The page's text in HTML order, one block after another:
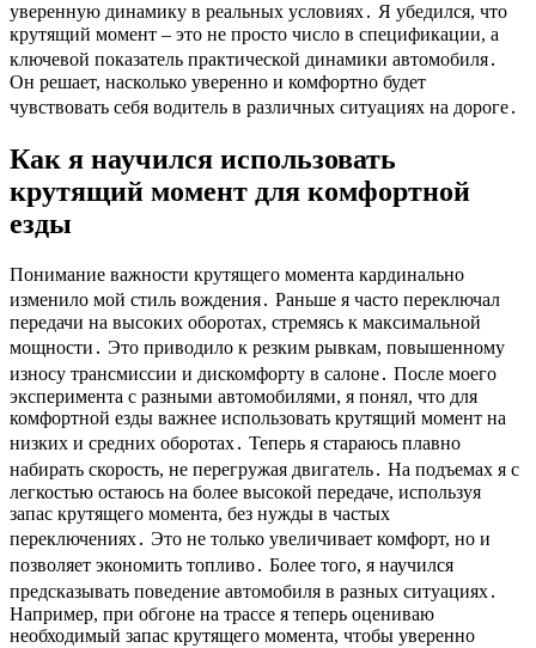
уверенную динамику в реальных условиях․ Я убедился, что
крутящий момент – это не просто число в спецификации, а
ключевой показатель практической динамики автомобиля․
Он решает, насколько уверенно и комфортно будет
чувствовать себя водитель в различных ситуациях на дороге․
Как я научился использовать
крутящий момент для комфортной
езды
Понимание важности крутящего момента кардинально
изменило мой стиль вождения․ Раньше я часто переключал
передачи на высоких оборотах, стремясь к максимальной
мощности․ Это приводило к резким рывкам, повышенному
износу трансмиссии и дискомфорту в салоне․ После моего
эксперимента с разными автомобилями, я понял, что для
комфортной езды важнее использовать крутящий момент на
низких и средних оборотах․ Теперь я стараюсь плавно
набирать скорость, не перегружая двигатель․ На подъемах я с
легкостью остаюсь на более высокой передаче, используя
запас крутящего момента, без нужды в частых
переключениях․ Это не только увеличивает комфорт, но и
позволяет экономить топливо․ Более того, я научился
предсказывать поведение автомобиля в разных ситуациях․
Например, при обгоне на трассе я теперь оцениваю
необходимый запас крутящего момента, чтобы уверенно